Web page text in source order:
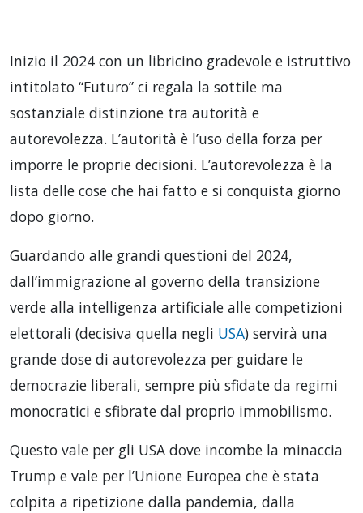
Inizio il 2024 con un libricino gradevole e istruttivo
intitolato “Futuro” ci regala la sottile ma
sostanziale distinzione tra autorità e
autorevolezza. L’autorità è l’uso della forza per
imporre le proprie decisioni. L’autorevolezza è la
lista delle cose che hai fatto e si conquista giorno
dopo giorno.
Guardando alle grandi questioni del 2024,
dall’immigrazione al governo della transizione
verde alla intelligenza artificiale alle competizioni
elettorali (decisiva quella negli USA) servirà una
grande dose di autorevolezza per guidare le
democrazie liberali, sempre più sfidate da regimi
monocratici e sfibrate dal proprio immobilismo.
Questo vale per gli USA dove incombe la minaccia
Trump e vale per l’Unione Europea che è stata
colpita a ripetizione dalla pandemia, dalla